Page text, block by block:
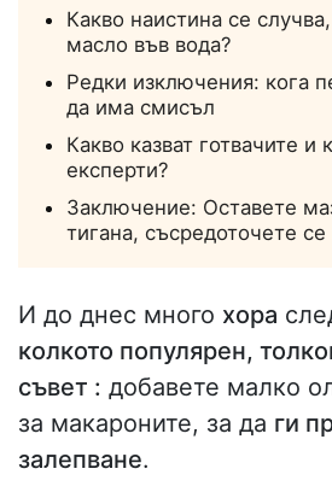
Какво наистина се
масло във вода?
Редки изключения: кога
да има смисъл
Какво казват готвачите и
експерти?
Заключение: Оставете
тигана, съсредоточете
И до днес много хора
колкото популярен,
съвет : добавете малко
за макароните, за да ги
залепване.